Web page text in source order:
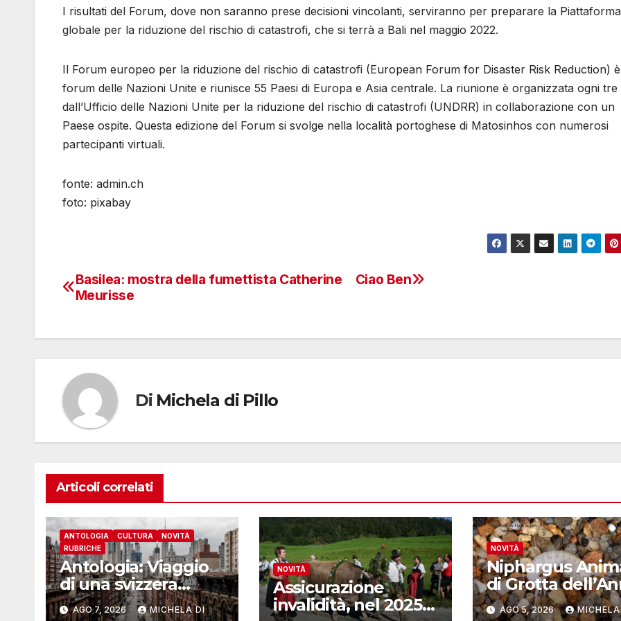
I risultati del Forum, dove non saranno prese decisioni vincolanti, serviranno per preparare la Piattaforma
globale per la riduzione del rischio di catastrofi, che si terrà a Bali nel maggio 2022.
Il Forum europeo per la riduzione del rischio di catastrofi (European Forum for Disaster Risk Reduction)
forum delle Nazioni Unite e riunisce 55 Paesi di Europa e Asia centrale. La riunione è organizzata ogni tre
dall’Ufficio delle Nazioni Unite per la riduzione del rischio di catastrofi (UNDRR) in collaborazione con un
Paese ospite. Questa edizione del Forum si svolge nella località portoghese di Matosinhos con numerosi
partecipanti virtuali.
fonte: admin.ch
foto: pixabay
Navigazione
Ciao Ben
Basilea: mostra della fumettista Catherine
Meurisse
Di Michela di Pillo
Articoli correlati
ANTOLOGIA CULTURA
NOVITÀ
RUBRICHE
Antologia: Viaggio
di una svizzera
intorno al mondo –
AGO 7, 2026 MICHELA DI
NOVITÀ
Assicurazione
invalidità, nel 2025
NOVITÀ
Niphargus
di Grotta
2026
AGO 5, 2026